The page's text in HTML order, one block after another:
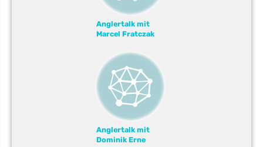
Anglertalk mit
Marcel Fratczak
Anglertalk mit
Dominik Erne